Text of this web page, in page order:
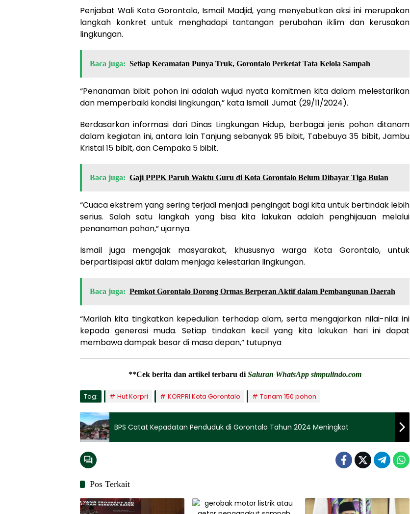
Penjabat Wali Kota Gorontalo, Ismail Madjid, yang menyebutkan aksi ini merupakan
langkah konkret untuk menghadapi tantangan perubahan iklim dan kerusakan
lingkungan.
Baca juga: Setiap Kecamatan Punya Truk, Gorontalo Perketat Tata Kelola Sampah
“Penanaman bibit pohon ini adalah wujud nyata komitmen kita dalam melestarikan
dan memperbaiki kondisi lingkungan,” kata Ismail. Jumat (29/11/2024).
Berdasarkan informasi dari Dinas Lingkungan Hidup, berbagai jenis pohon ditanam
dalam kegiatan ini, antara lain Tanjung sebanyak 95 bibit, Tabebuya 35 bibit, Jambu
Kristal 15 bibit, dan Cempaka 5 bibit.
Baca juga: Gaji PPPK Paruh Waktu Guru di Kota Gorontalo Belum Dibayar Tiga Bulan
“Cuaca ekstrem yang sering terjadi menjadi pengingat bagi kita untuk bertindak lebih
serius. Salah satu langkah yang bisa kita lakukan adalah penghijauan melalui
penanaman pohon,” ujarnya.
Ismail juga mengajak masyarakat, khususnya warga Kota Gorontalo, untuk
berpartisipasi aktif dalam menjaga kelestarian lingkungan.
Baca juga: Pemkot Gorontalo Dorong Ormas Berperan Aktif dalam Pembangunan Daerah
“Marilah kita tingkatkan kepedulian terhadap alam, serta mengajarkan nilai-nilai ini
kepada generasi muda. Setiap tindakan kecil yang kita lakukan hari ini dapat
membawa dampak besar di masa depan,” tutupnya
**Cek berita dan artikel terbaru di Saluran WhatsApp simpulindo.com
Tag: Hut Korpri KORPRI Kota Gorontalo Tanam 150 pohon
BPS Catat Kepadatan Penduduk di Gorontalo Tahun 2024 Meningkat
Pos Terkait